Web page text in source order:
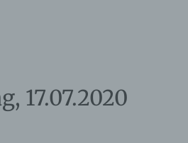
17.07.2020